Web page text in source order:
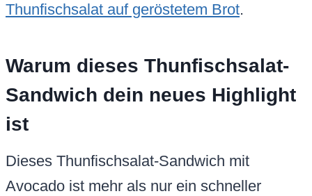
Thunfischsalat auf geröstetem Brot.
Warum dieses Thunfischsalat-
Sandwich dein neues Highlight
ist
Dieses Thunfischsalat-Sandwich mit
Avocado ist mehr als nur ein schneller